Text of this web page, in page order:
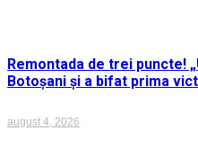
Remontada de trei puncte!
Botoșani și a bifat prima
august 4, 2026